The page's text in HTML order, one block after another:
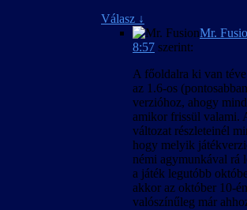
Válasz ↓
Mr.
8:57 szerint:
A főoldalra ki van
az 1.6-os
verzióhoz, ahogy
amikor frissül valami.
változat részleteinél
hogy melyik
némi agymunkával rá
a játék legutóbb
akkor az október 10-
valószínűleg már